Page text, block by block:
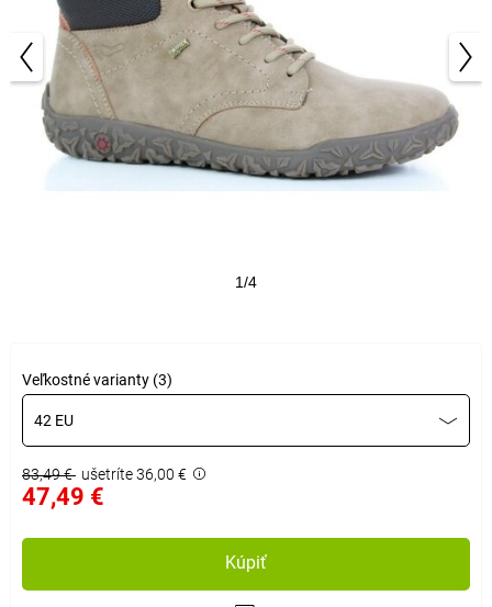
1/4
Veľkostné varianty (3)
42 EU
83,49 € ušetríte 36,00 €
47,49 €
Kúpiť